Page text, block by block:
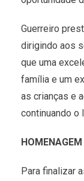
Guerreiro
dirigindo aos
que uma
família e um
as crianças e
continuando o
Para finalizar